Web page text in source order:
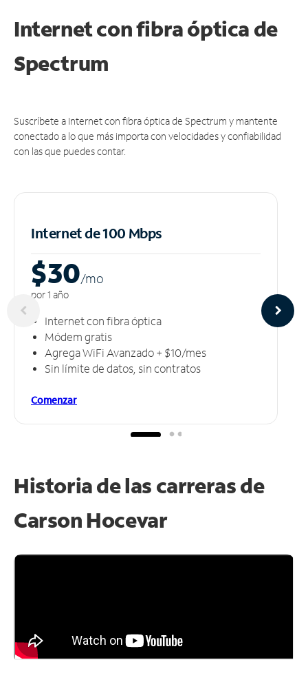
Internet con fibra óptica de
Spectrum
Suscríbete a Internet con fibra óptica de Spectrum y mantente
conectado a lo que más importa con velocidades y confiabilidad
con las que puedes contar.
Internet de 100 Mbps
$30/mo
por 1 año
Internet con fibra óptica
Módem gratis
Agrega WiFi Avanzado + $10/mes
Sin límite de datos, sin contratos
Comenzar
Historia de las carreras de
Carson Hocevar